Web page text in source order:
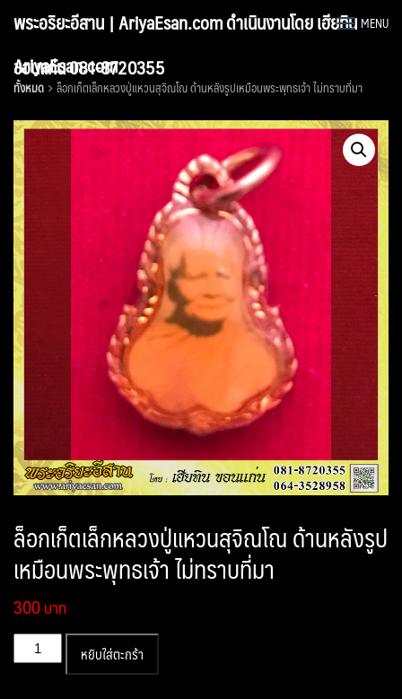
พระอริยะอีสาน | AriyaEsan.com ดำเนินงานโดย เฮียทิน
ขอนแก่น 081-8720355
MENU
AriyaEsan.com
ทั้งหมด ล็อกเก็ตเล็กหลวงปู่แหวนสุจิณโณ ด้านหลังรูปเหมือนพระพุทธเจ้า ไม่ทราบที่มา
ล็อกเก็ตเล็กหลวงปู่แหวนสุจิณโณ ด้านหลังรูป
เหมือนพระพุทธเจ้า ไม่ทราบที่มา
300
จำนวน
ล็อก
หยิบใส่ตะกร้า